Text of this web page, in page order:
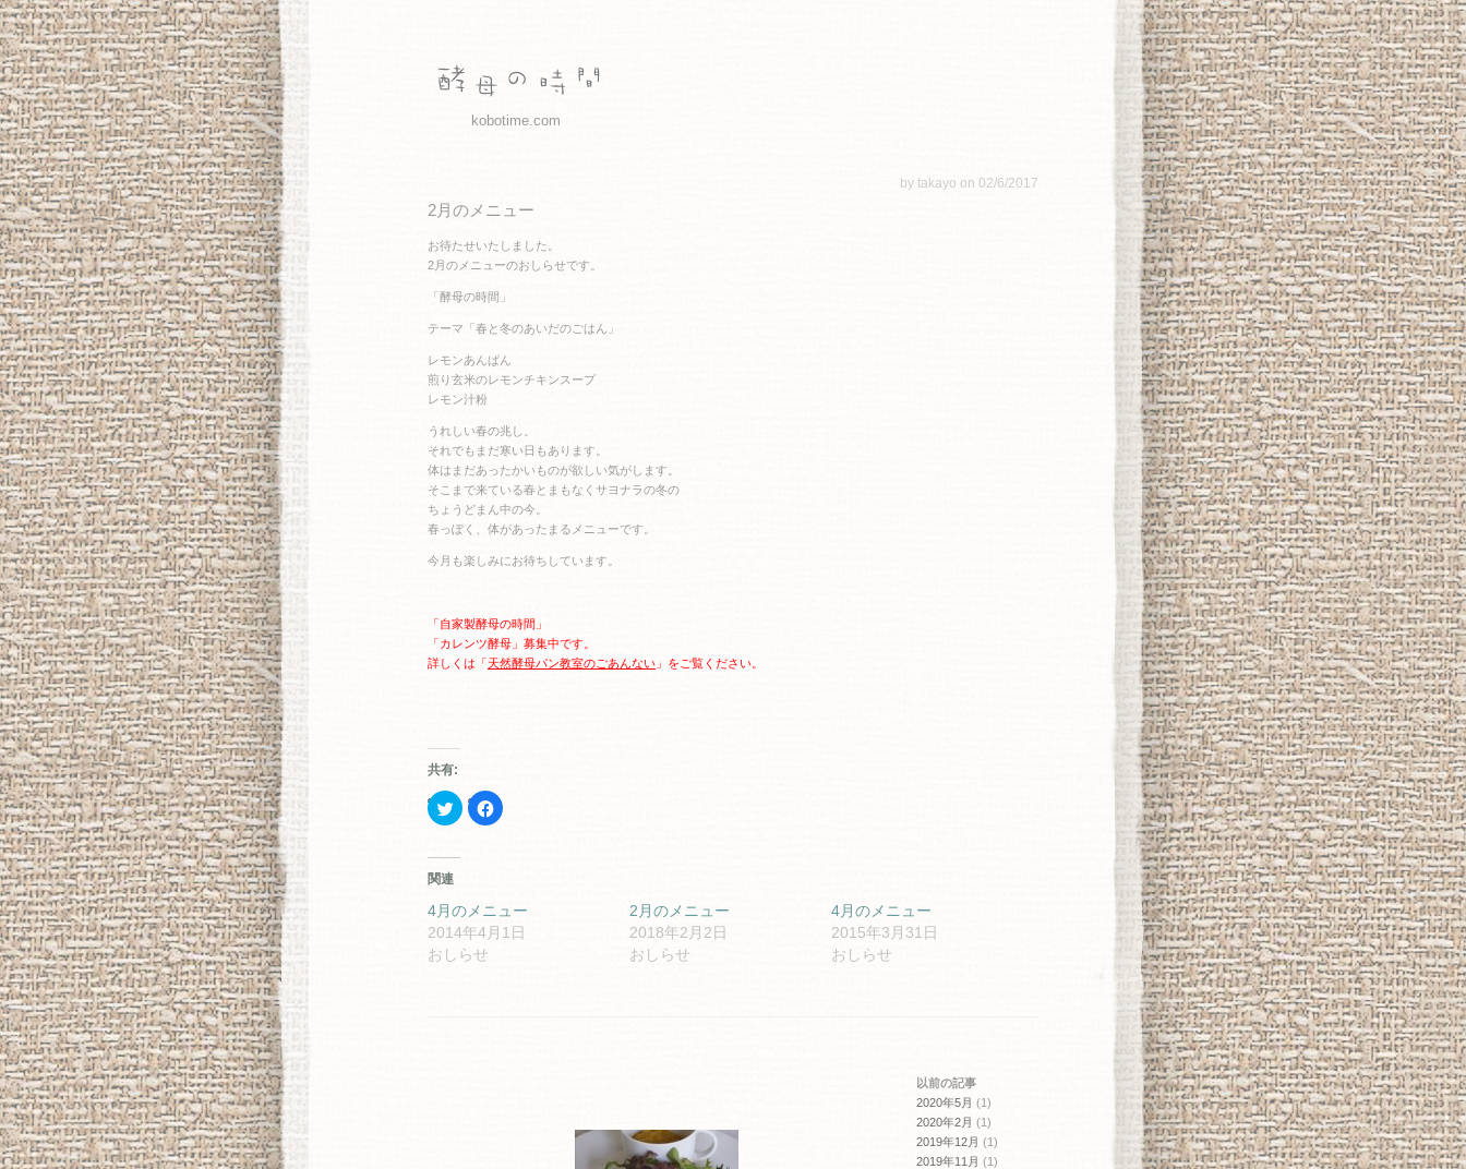
kobotime.com
2月のメニュー
by takayo on 02/6/2017
お待たせいたしました。
2月のメニューのおしらせです。
「酵母の時間」
テーマ「春と冬のあいだのごはん」
レモンあんぱん
煎り玄米のレモンチキンスープ
レモン汁粉
うれしい春の兆し。
それでもまだ寒い日もあります。
体はまだあったかいものが欲しい気がします。
そこまで来ている春とまもなくサヨナラの冬の
ちょうどまん中の今。
春っぽく、体があったまるメニューです。
今月も楽しみにお待ちしています。
「自家製酵母の時間」
「カレンツ酵母」募集中です。
詳しくは「天然酵母パン教室のごあんない 」をご覧ください。
共有:
ク
リ
し
共
有
(新
し
い
Facebook
で
ク
リ
ッ
関連
4月のメニュー
2014年4月1日
おしらせ
2月のメニュー
2018年2月2日
おしらせ
4月のメニュー
2015年3月31日
おしらせ
以前の記事
2020年5月 (1)
2020年2月 (1)
2019年12月 (1)
2019年11月 (1)